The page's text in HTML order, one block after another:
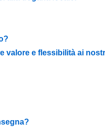
valore e flessibilità ai